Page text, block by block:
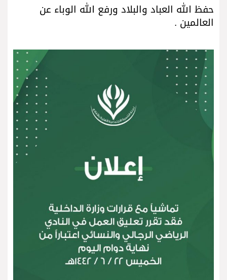
حفظ الله العباد والبلاد ورفع الله الوباء عن
العالمين .